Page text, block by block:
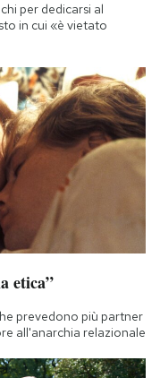
per dedicarsi al
in cui «è vietato
etica”
prevedono più partner
all'anarchia relazionale